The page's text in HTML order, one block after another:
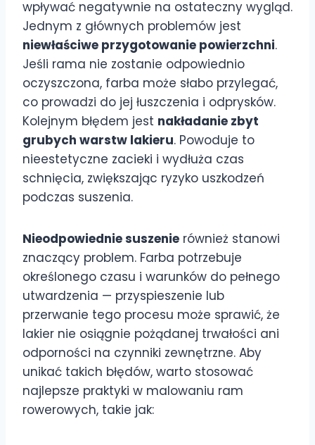
wpływać negatywnie na ostateczny wygląd.
Jednym z głównych problemów jest
niewłaściwe przygotowanie powierzchni.
Jeśli rama nie zostanie odpowiednio
oczyszczona, farba może słabo przylegać,
co prowadzi do jej łuszczenia i odprysków.
Kolejnym błędem jest nakładanie zbyt
grubych warstw lakieru. Powoduje to
nieestetyczne zacieki i wydłuża czas
schnięcia, zwiększając ryzyko uszkodzeń
podczas suszenia.
Nieodpowiednie suszenie również stanowi
znaczący problem. Farba potrzebuje
określonego czasu i warunków do pełnego
utwardzenia — przyspieszenie lub
przerwanie tego procesu może sprawić, że
lakier nie osiągnie pożądanej trwałości ani
odporności na czynniki zewnętrzne. Aby
unikać takich błędów, warto stosować
najlepsze praktyki w malowaniu ram
rowerowych, takie jak: